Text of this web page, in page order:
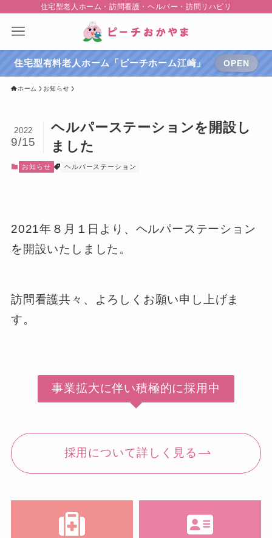
住宅型老人ホーム・訪問看護・ヘルパー・訪問リハビリ
住宅型有料老人ホーム「ピーチホーム江崎」 OPEN
ホーム お知らせ
ヘルパーステーションを開設し
ました
2022
9/15
お知らせ ヘルパーステーション
2021年８月１日より、ヘルパーステーション
を開設いたしました。
訪問看護共々、よろしくお願い申し上げま
す。
事業拡大に伴い積極的に採用中
採用について詳しく見る